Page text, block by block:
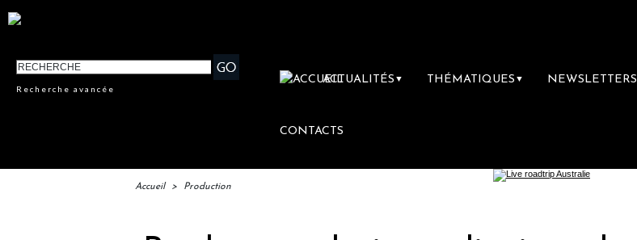
Recherche avancée
ACTUALITÉS ▼ THÉMATIQUES ▼ NEWSLETTERS
CONTACTS
Accueil > Production